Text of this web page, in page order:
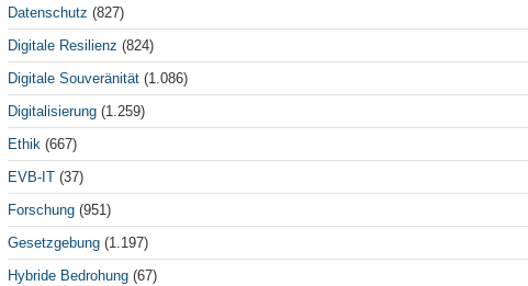
Datenschutz (827)
Digitale Resilienz (824)
Digitale Souveränität (1.086)
Digitalisierung (1.259)
Ethik (667)
EVB-IT (37)
Forschung (951)
Gesetzgebung (1.197)
Hybride Bedrohung (67)